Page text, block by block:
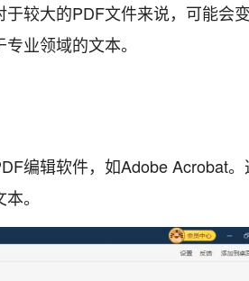
较大的PDF文件来说，可能会
业领域的文本。
编辑软件，如Adobe Acrobat。
。